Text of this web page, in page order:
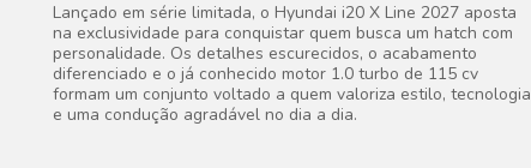
Lançado em série limitada, o Hyundai i20 X Line 2027 aposta
na exclusividade para conquistar quem busca um hatch com
personalidade. Os detalhes escurecidos, o acabamento
diferenciado e o já conhecido motor 1.0 turbo de 115 cv
formam um conjunto voltado a quem valoriza estilo, tecnologia
e uma condução agradável no dia a dia.